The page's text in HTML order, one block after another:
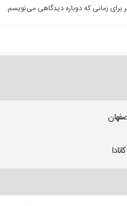
برای زمانی که دوباره دیدگاهی می‌نویسم.